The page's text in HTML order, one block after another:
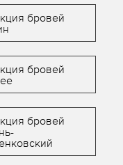
бровей
бровей
бровей